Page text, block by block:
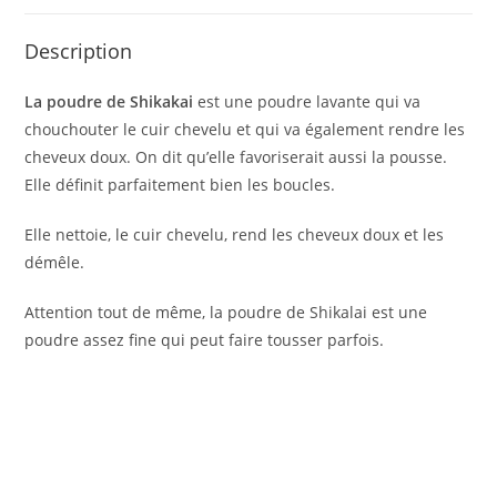
Description
La poudre de Shikakaiest une poudre lavante qui va
chouchouter le cuir chevelu et qui va également rendre les
cheveux doux. On dit qu’elle favoriserait aussi la pousse.
Elle définit parfaitement bien les boucles.
Elle nettoie, le cuir chevelu, rend les cheveux doux et les
démêle.
Attention tout de même, la poudre de Shikalai est une
poudre assez fine qui peut faire tousser parfois.